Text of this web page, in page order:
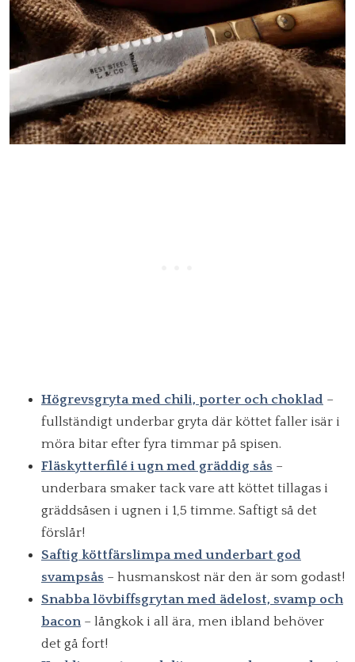
Högrevsgryta med chili, porter och choklad –
fullständigt underbar gryta där köttet faller isär i
möra bitar efter fyra timmar på spisen.
Fläskytterfilé i ugn med gräddig sås –
underbara smaker tack vare att köttet tillagas i
gräddsåsen i ugnen i 1,5 timme. Saftigt så det
förslår!
Saftig köttfärslimpa med underbart god
svampsås – husmanskost när den är som godast!
Snabba lövbiffsgrytan med ädelost, svamp och
bacon– långkok i all ära, men ibland behöver
det gå fort!